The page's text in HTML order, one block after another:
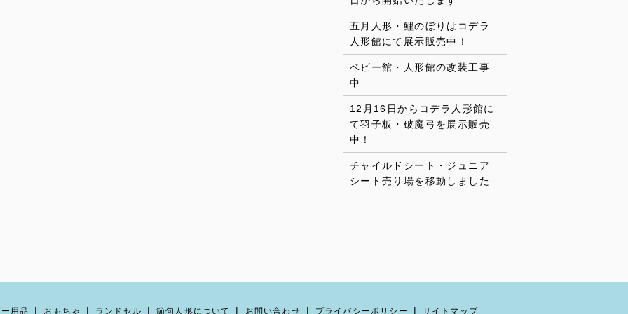
五月人形・鯉のぼりはコデラ
人形館にて展示販売中！
ベビー館・人形館の改装工事
中
12月16日からコデラ人形館に
て羽子板・破魔弓を展示販売
中！
チャイルドシート・ジュニア
シート売り場を移動しました
用品 おもちゃ ランドセル 節句人形について お問い合わせ プライバシーポリシー サイトマップ